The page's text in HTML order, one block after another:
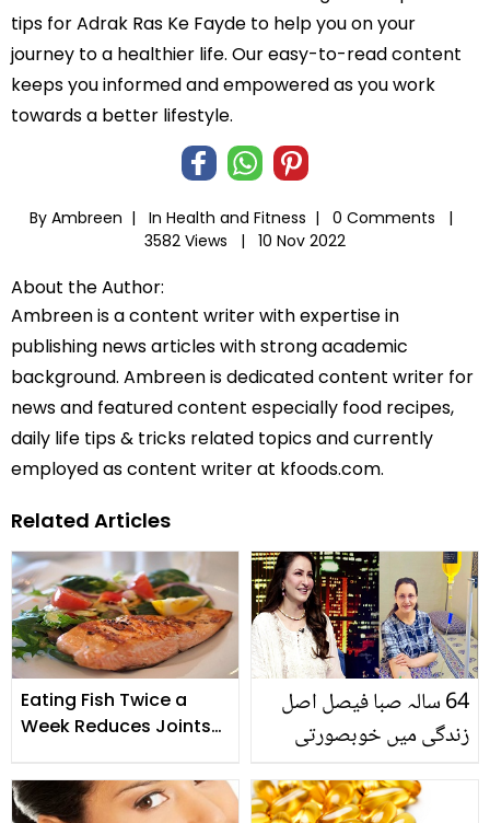
tips for Adrak Ras Ke Fayde to help you on your
journey to a healthier life. Our easy-to-read content
keeps you informed and empowered as you work
towards a better lifestyle.
By Ambreen | In Health and Fitness |
0 Comments |
3582 Views |
10 Nov 2022
About the Author:
Ambreen is a content writer with expertise in
publishing news articles with strong academic
background. Ambreen is dedicated content writer for
news and featured content especially food recipes,
daily life tips & tricks related topics and currently
employed as content writer at kfoods.com.
Related Articles
Eating Fish Twice a
Week Reduces Joints
64 سالہ صبا فیصل اصل
زندگی میں خوبصورتی
ٹریٹمنٹ کرواتی ہیں؟